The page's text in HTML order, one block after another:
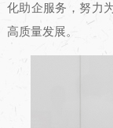
化助企服务，努力
高质量发展。